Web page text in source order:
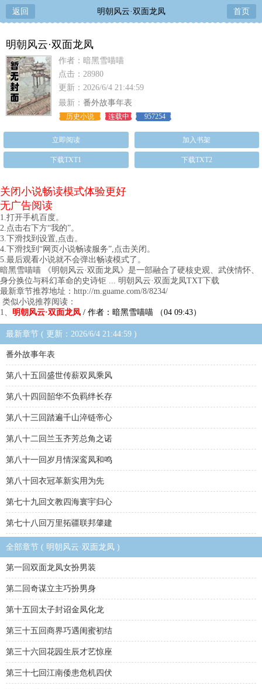
返回 明朝风云·双面龙凤 首页
明朝风云·双面龙凤
作者：暗黑雪喵喵
点击：28980
更新：2026/6/4 21:44:59
最新： 番外故事年表
历史小说 连载中 957254
立即阅读 加入书架
下载TXT1 下载TXT2
关闭小说畅读模式体验更好
无广告阅读
1.打开手机百度。
2.点击右下方“我的”。
3.下滑找到设置,点击。
4.下滑找到“网页小说畅读服务”,点击关闭。
5.最后观看小说就不会弹出畅读模式了。
暗黑雪喵喵 《明朝风云·双面龙凤》是一部融合了硬核史观、武侠情怀、
身分换位与科幻革命的史诗钜 ... 明朝风云·双面龙凤TXT下载
最新章节推荐地址：http://m.guame.com/8/8234/
类似小说推荐阅读：
1、 明朝风云·双面龙凤 / 作者：暗黑雪喵喵 （04 09:43）
最新章节 ( 更新：2026/6/4 21:44:59 )
番外故事年表
第八十五回盛世传薪双凤乘风
第八十四回韶华不负羁绊长存
第八十三回踏遍千山淬链帝心
第八十二回兰玉齐芳总角之诺
第八十一回岁月情深鸾凤和鸣
第八十回衣冠革新实用为先
第七十九回文教四海寰宇归心
第七十八回万里拓疆联邦肇建
全部章节 ( 明朝风云·双面龙凤 )
第一回双面龙凤女扮男装
第二回奇谋立主巧扮男身
第十五回太子封诏金凤化龙
第三十五回商界巧遇闺蜜初结
第三十六回花园生辰才艺惊座
第三十七回江南倭患危机四伏